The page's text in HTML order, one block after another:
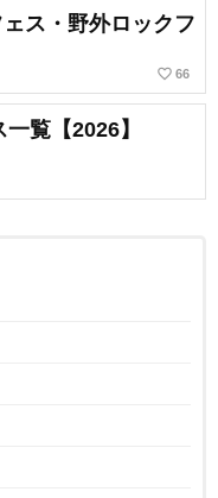
ス・野外ロックフ
favorite_border 66
覧【2026】